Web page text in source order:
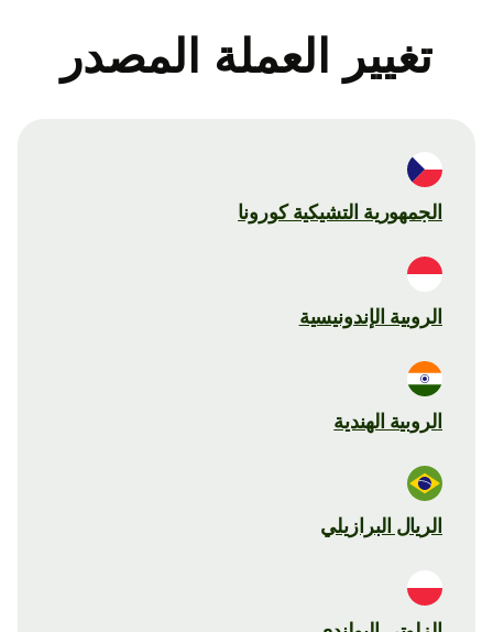
تغيير العملة المصدر
الجمهورية التشيكية كورونا
الروبية الإندونيسية
الروبية الهندية
الريال البرازيلي